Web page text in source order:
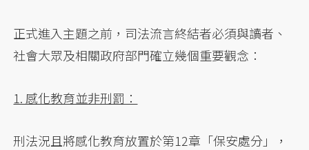
正式進入主題之前，司法流言終結者必須與讀者、
社會大眾及相關政府部門確立幾個重要觀念：
1. 感化教育並非刑罰：
刑法況且將感化教育放置於第12章「保安處分」，